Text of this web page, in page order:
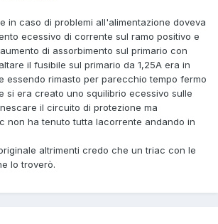
in caso di problemi all'alimentazione doveva
ecessivo di corrente sul ramo positivo e
di assorbimento sul primario con
il fusibile sul primario da 1,25A era in
essendo rimasto per parecchio tempo fermo
si era creato uno squilibrio ecessivo sulle
il circuito di protezione ma
non ha tenuto tutta lacorrente andando in
altrimenti credo che un triac con le
lo troverò.